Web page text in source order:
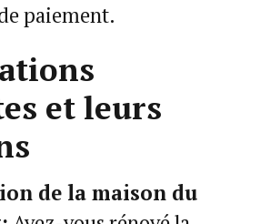
paiement.
et leurs
de la maison du